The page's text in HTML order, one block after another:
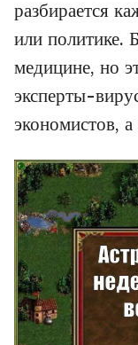
разбирается
или политике.
медицине, но
эксперты-
экономистов,